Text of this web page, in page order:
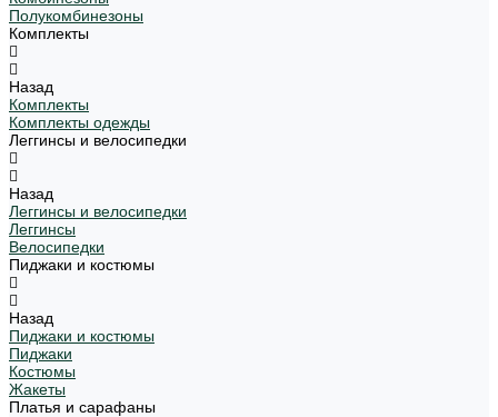
Полукомбинезоны
Комплекты
Назад
Комплекты
Комплекты одежды
Леггинсы и велосипедки
Назад
Леггинсы и велосипедки
Леггинсы
Велосипедки
Пиджаки и костюмы
Назад
Пиджаки и костюмы
Пиджаки
Костюмы
Жакеты
Платья и сарафаны